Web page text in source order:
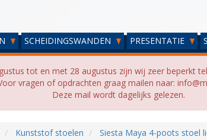
SCHEIDINGSWANDEN PRESENTATIE
tot en met 28 augustus zijn wij zeer beperkt
vragen of opdrachten graag mailen naar:
Deze mail wordt dagelijks gelezen.
Kunststof stoelen Siesta Maya 4-poots stoel